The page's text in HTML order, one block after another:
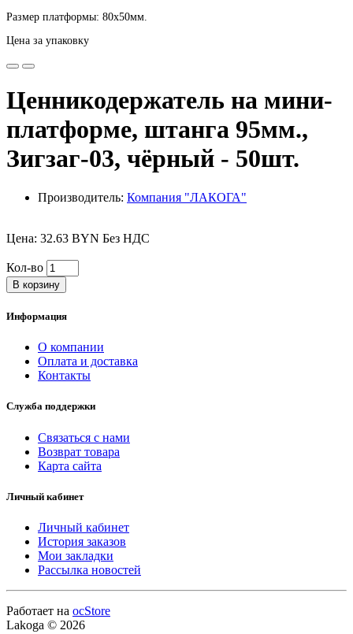
Размер платформы: 80х50мм.
Цена за упаковку
Ценникодержатель на мини-
платформе, штанга 95мм.,
Зигзаг-03, чёрный - 50шт.
Производитель: Компания "ЛАКОГА"
Цена: 32.63 BYN Без НДС
Кол-во
В корзину
Информация
О компании
Оплата и доставка
Контакты
Служба поддержки
Связаться с нами
Возврат товара
Карта сайта
Личный кабинет
Личный кабинет
История заказов
Мои закладки
Рассылка новостей
Работает на ocStore
Lakoga © 2026